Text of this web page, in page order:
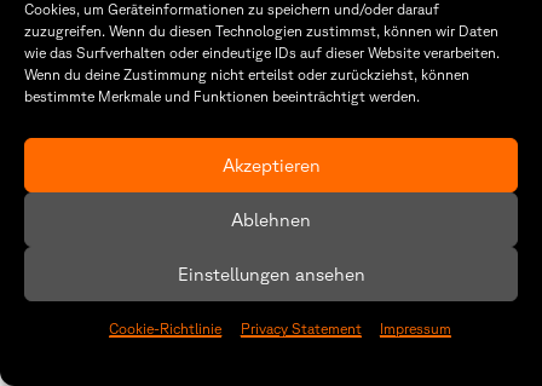
Cookies, um Geräteinformationen zu speichern und/oder darauf
zuzugreifen. Wenn du diesen Technologien zustimmst, können wir Daten
wie das Surfverhalten oder eindeutige IDs auf dieser Website verarbeiten.
Wenn du deine Zustimmung nicht erteilst oder zurückziehst, können
bestimmte Merkmale und Funktionen beeinträchtigt werden.
Akzeptieren
Ablehnen
Einstellungen ansehen
Cookie-Richtlinie Privacy Statement Impressum
Haha, lustig!
Team Haha, lustig!